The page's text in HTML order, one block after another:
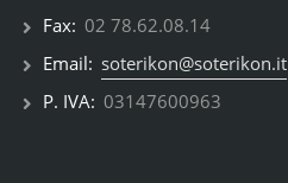
Fax: 02 78.62.08.14
Email: soterikon@soterikon.it
P. IVA: 03147600963